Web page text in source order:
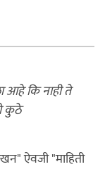
आहे कि नाही ते
कुठे
ऐवजी "माहिती